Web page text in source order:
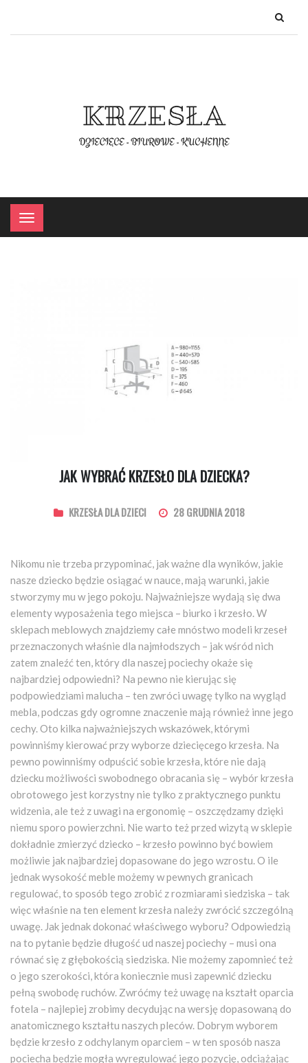
×
Menu
JAK WYBRAĆ KRZESŁO DLA DZIECKA?
KRZESŁA DLA DZIECI 28 GRUDNIA 2018
Nikomu nie trzeba przypominać, jak ważne dla wyników, jakie
nasze dziecko będzie osiągać w nauce, mają warunki, jakie
stworzymy mu w jego pokoju. Najważniejsze wydają się dwa
elementy wyposażenia tego miejsca – biurko i krzesło. W
sklepach meblowych znajdziemy całe mnóstwo modeli krzeseł
przeznaczonych właśnie dla najmłodszych – jak wśród nich
zatem znaleźć ten, który dla naszej pociechy okaże się
najbardziej odpowiedni? Na pewno nie kierując się
podpowiedziami malucha – ten zwróci uwagę tylko na wygląd
mebla, podczas gdy ogromne znaczenie mają również inne jego
cechy. Oto kilka najważniejszych wskazówek, którymi
powinniśmy kierować przy wyborze dziecięcego krzesła. Na
pewno powinniśmy odpuścić sobie krzesła, które nie dają
dziecku możliwości swobodnego obracania się – wybór krzesła
obrotowego jest korzystny nie tylko z praktycznego punktu
widzenia, ale też z uwagi na ergonomię – oszczędzamy dzięki
niemu sporo powierzchni. Nie warto też przed wizytą w sklepie
dokładnie zmierzyć dziecko – krzesło powinno być bowiem
możliwie jak najbardziej dopasowane do jego wzrostu. O ile
jednak wysokość meble możemy w pewnych granicach
regulować, to sposób tego zrobić z rozmiarami siedziska – tak
więc właśnie na ten element krzesła należy zwrócić szczególną
uwagę. Jak jednak dokonać właściwego wyboru? Odpowiedzią
na to pytanie będzie długość ud naszej pociechy – musi ona
równać się z głębokością siedziska. Nie możemy zapomnieć też
o jego szerokości, która koniecznie musi zapewnić dziecku
pełną swobodę ruchów. Zwróćmy też uwagę na kształt oparcia
fotela – najlepiej zrobimy decydując na wersję dopasowaną do
anatomicznego kształtu naszych pleców. Dobrym wyborem
będzie krzesło z odchylanym oparciem – w ten sposób nasza
pociecha będzie mogła wyregulować jego pozycję, odciążając